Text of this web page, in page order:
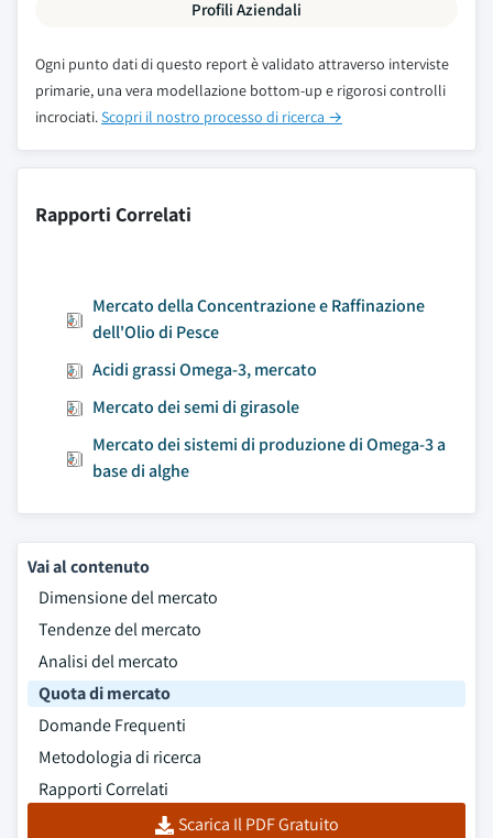
Profili Aziendali
Ogni punto dati di questo report è validato attraverso interviste
primarie, una vera modellazione bottom-up e rigorosi controlli
incrociati.Scopri il nostro processo di ricerca →
Rapporti Correlati
Mercato della Concentrazione e Raffinazione
dell'Olio di Pesce
Acidi grassi Omega-3, mercato
Mercato dei semi di girasole
Mercato dei sistemi di produzione di Omega-3 a
base di alghe
Vai al contenuto
Dimensione del mercato
Tendenze del mercato
Analisi del mercato
Quota di mercato
Domande Frequenti
Metodologia di ricerca
Rapporti Correlati
Scarica Il PDF Gratuito